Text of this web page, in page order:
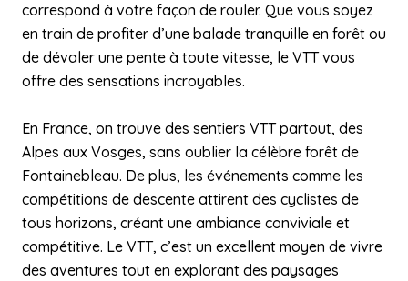
correspond à votre façon de rouler. Que vous soyez
en train de profiter d’une balade tranquille en forêt ou
de dévaler une pente à toute vitesse, le VTT vous
offre des sensations incroyables.
En France, on trouve des sentiers VTT partout, des
Alpes aux Vosges, sans oublier la célèbre forêt de
Fontainebleau. De plus, les événements comme les
compétitions de descente attirent des cyclistes de
tous horizons, créant une ambiance conviviale et
compétitive. Le VTT, c’est un excellent moyen de vivre
des aventures tout en explorant des paysages